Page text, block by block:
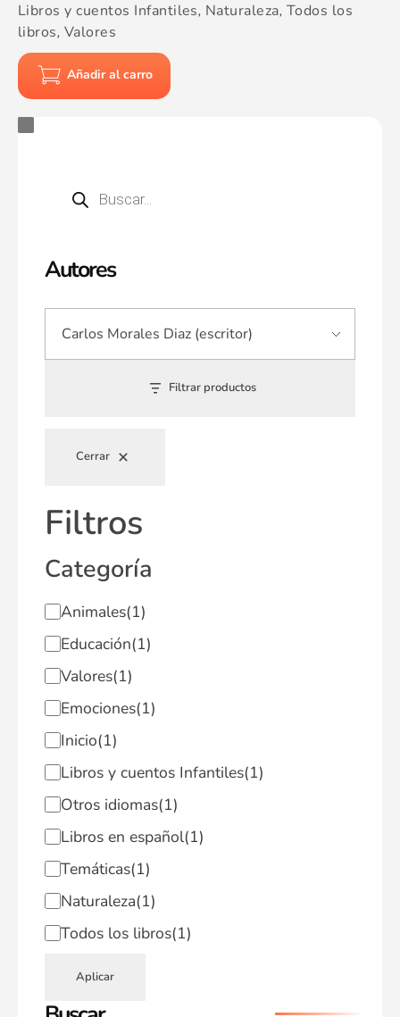
Autores
Filtrar productos
Cerrar
Filtros
Categoría
Animales(1)
Educación(1)
Valores(1)
Emociones(1)
Inicio(1)
Libros y cuentos Infantiles(1)
Otros idiomas(1)
Libros en español(1)
Temáticas(1)
Naturaleza(1)
Todos los libros(1)
Aplicar
Libros y cuentos Infantiles, Naturaleza, Todos los
libros, Valores
Añadir al carro